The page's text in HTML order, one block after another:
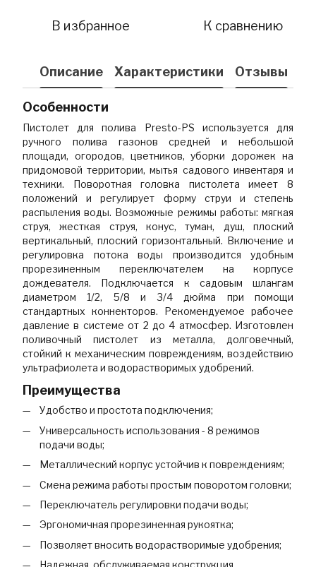
В избранное К сравнению
Описание Характеристики Отзывы
Особенности
Пистолет для полива Presto-PS используется для
ручного полива газонов средней и небольшой
площади, огородов, цветников, уборки дорожек на
придомовой территории, мытья садового инвентаря и
техники. Поворотная головка пистолета имеет 8
положений и регулирует форму струи и степень
распыления воды. Возможные режимы работы: мягкая
струя, жесткая струя, конус, туман, душ, плоский
вертикальный, плоский горизонтальный. Включение и
регулировка потока воды производится удобным
прорезиненным переключателем на корпусе
дождевателя. Подключается к садовым шлангам
диаметром 1/2, 5/8 и 3/4 дюйма при помощи
стандартных коннекторов. Рекомендуемое рабочее
давление в системе от 2 до 4 атмосфер. Изготовлен
поливочный пистолет из металла, долговечный,
стойкий к механическим повреждениям, воздействию
ультрафиолета и водорастворимых удобрений.
Преимущества
Удобство и простота подключения;
Универсальность использования - 8 режимов
подачи воды;
Металлический корпус устойчив к повреждениям;
Смена режима работы простым поворотом головки;
Переключатель регулировки подачи воды;
Эргономичная прорезиненная рукоятка;
Позволяет вносить водорастворимые удобрения;